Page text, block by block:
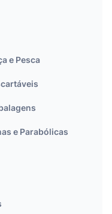
e Pesca
e Parabólicas